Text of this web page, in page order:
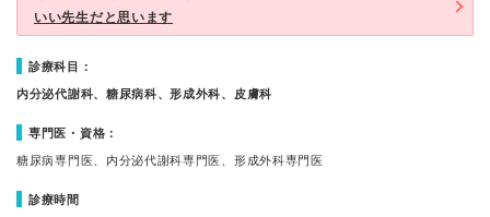
いい先生だと思います
診療科目：
内分泌代謝科、糖尿病科、形成外科、皮膚科
専門医・資格：
糖尿病専門医、内分泌代謝科専門医、形成外科専門医
診療時間